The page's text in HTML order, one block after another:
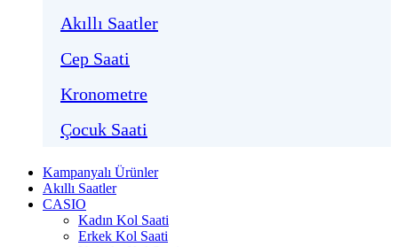
Akıllı Saatler
Cep Saati
Kronometre
Çocuk Saati
Kampanyalı Ürünler
Akıllı Saatler
CASIO
Kadın Kol Saati
Erkek Kol Saati